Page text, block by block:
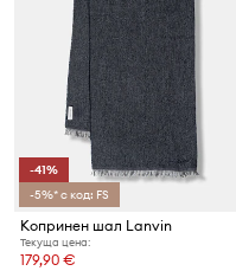
-41%
-5%* с код: FS
Копринен шал Lanvin
Текуща цена:
179,90 €